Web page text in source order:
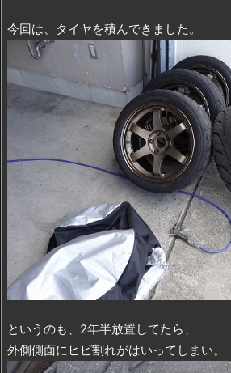
今回は、タイヤを積んできました。
というのも、2年半放置してたら、
外側側面にヒビ割れがはいってしまい。